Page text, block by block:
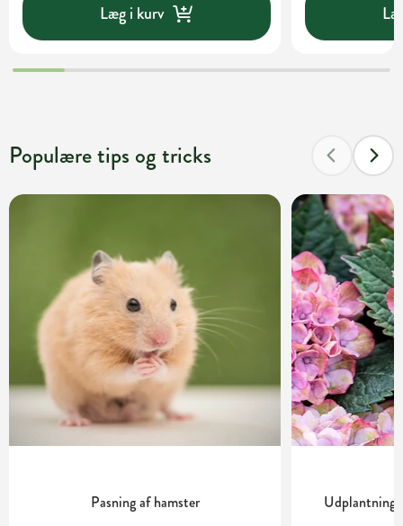
Læg i kurv
Populære tips og tricks
Pasning af hamster Udplantning